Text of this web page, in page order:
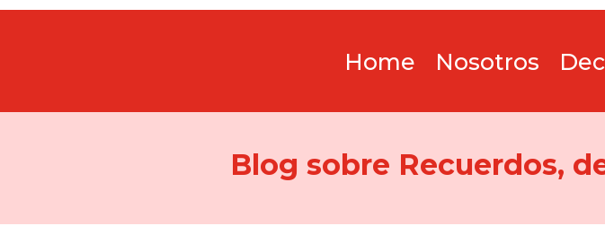
Home Nosotros
Blog sobre Recuerdos,